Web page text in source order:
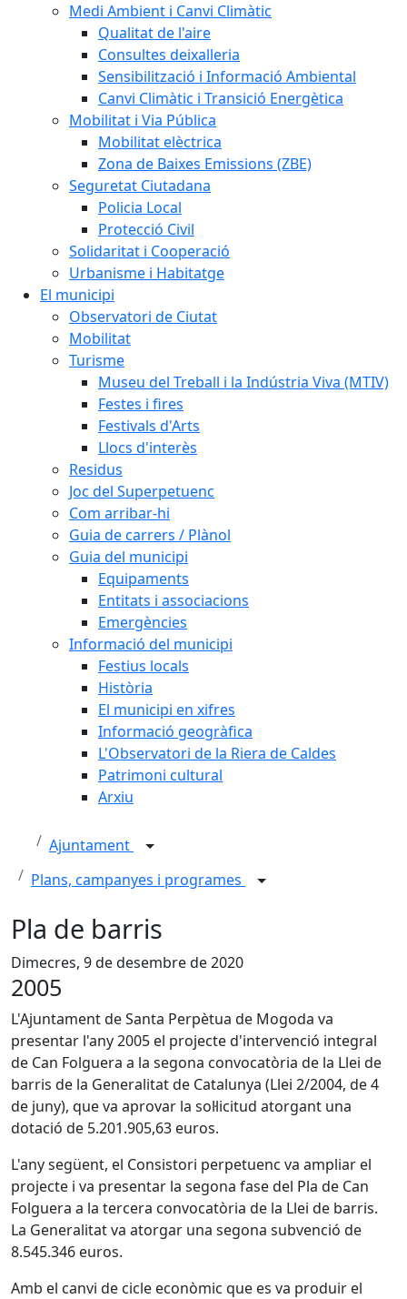
Medi Ambient i Canvi Climàtic
Qualitat de l'aire
Consultes deixalleria
Sensibilització i Informació Ambiental
Canvi Climàtic i Transició Energètica
Mobilitat i Via Pública
Mobilitat elèctrica
Zona de Baixes Emissions (ZBE)
Seguretat Ciutadana
Policia Local
Protecció Civil
Solidaritat i Cooperació
Urbanisme i Habitatge
El municipi
Observatori de Ciutat
Mobilitat
Turisme
Museu del Treball i la Indústria Viva (MTIV)
Festes i fires
Festivals d'Arts
Llocs d'interès
Residus
Joc del Superpetuenc
Com arribar-hi
Guia de carrers / Plànol
Guia del municipi
Equipaments
Entitats i associacions
Emergències
Informació del municipi
Festius locals
Història
El municipi en xifres
Informació geogràfica
L'Observatori de la Riera de Caldes
Patrimoni cultural
Arxiu
Ajuntament
Plans, campanyes i programes
Pla de barris
Dimecres, 9 de desembre de 2020
2005
L'Ajuntament de Santa Perpètua de Mogoda va
presentar l'any 2005 el projecte d'intervenció integral
de Can Folguera a la segona convocatòria de la Llei de
barris de la Generalitat de Catalunya (Llei 2/2004, de 4
de juny), que va aprovar la sol·licitud atorgant una
dotació de 5.201.905,63 euros.
L'any següent, el Consistori perpetuenc va ampliar el
projecte i va presentar la segona fase del Pla de Can
Folguera a la tercera convocatòria de la Llei de barris.
La Generalitat va atorgar una segona subvenció de
8.545.346 euros.
Amb el canvi de cicle econòmic que es va produir el